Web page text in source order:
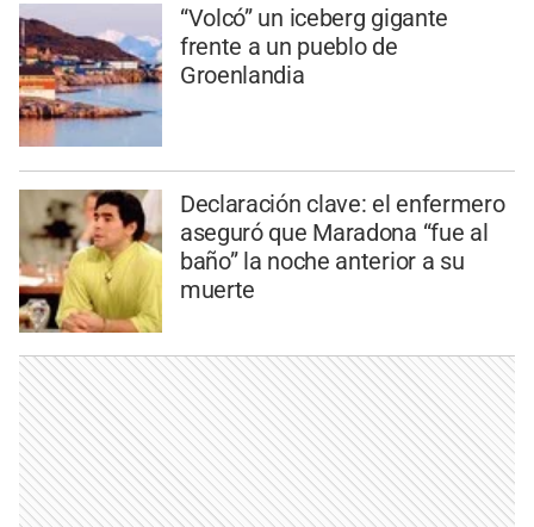
“Volcó” un iceberg gigante
frente a un pueblo de
Groenlandia
Declaración clave: el enfermero
aseguró que Maradona “fue al
baño” la noche anterior a su
muerte